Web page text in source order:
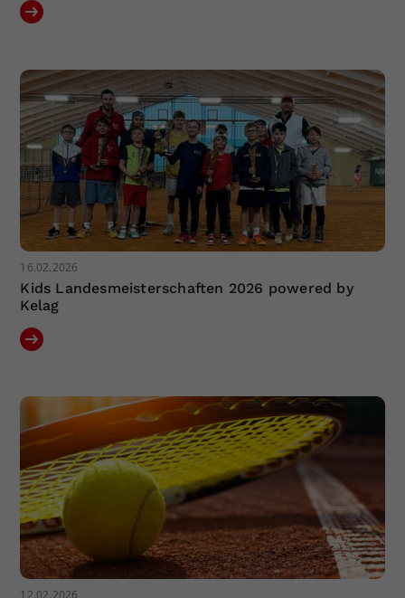
16.02.2026
Kids Landesmeisterschaften 2026 powered by
Kelag
12.02.2026